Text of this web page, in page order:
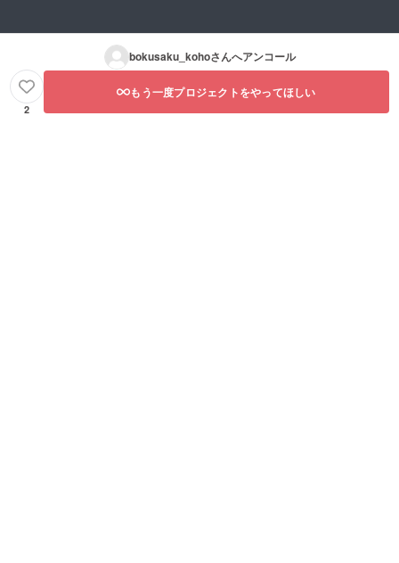
bokusaku_kohoさんへアンコール
2
もう一度プロジェクトをやってほしい